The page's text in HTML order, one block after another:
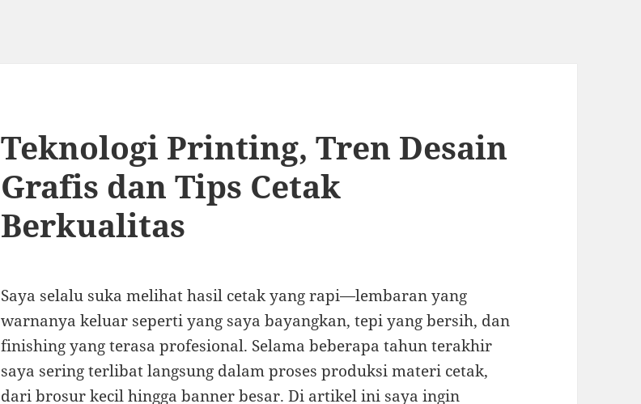
Teknologi Printing, Tren Desain
Grafis dan Tips Cetak
Berkualitas
Saya selalu suka melihat hasil cetak yang rapi—lembaran yang
warnanya keluar seperti yang saya bayangkan, tepi yang bersih, dan
finishing yang terasa profesional. Selama beberapa tahun terakhir
saya sering terlibat langsung dalam proses produksi materi cetak,
dari brosur kecil hingga banner besar. Di artikel ini saya ingin